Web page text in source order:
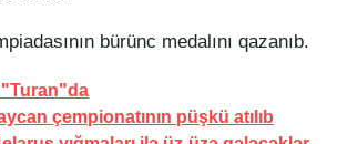
bürünc medalını qazanıb.
çempionatının püşkü atılıb